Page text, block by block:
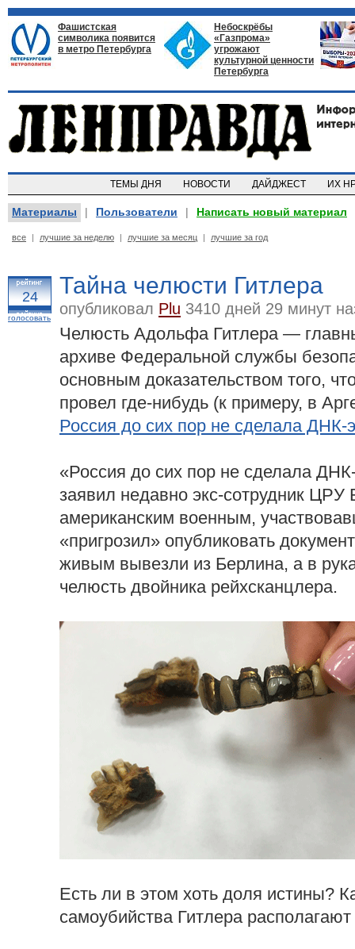
Фашистская
символика появится
в метро Петербурга
Небоскрёбы
«Газпрома»
угрожают
культурной ценности
Петербурга
ТЕМЫ ДНЯ НОВОСТИ ДАЙДЖЕСТ ИХ
Материалы | Пользователи | Написать новый материал
все | лучшие за неделю | лучшие за месяц | лучшие за год
24
голосовать
Тайна челюсти Гитлера
опубликовал Plu 3410 дней 29 минут
Челюсть Адольфа Гитлера —
архиве Федеральной службы
основным доказательством того,
провел где-нибудь (к примеру, в
Россия до сих пор не сделала ДНК-
«Россия до сих пор не сделала
заявил недавно экс-сотрудник
американским военным,
«пригрозил» опубликовать
живым вывезли из Берлина, а в
челюсть двойника рейхсканцлера.
Есть ли в этом хоть доля истины?
самоубийства Гитлера